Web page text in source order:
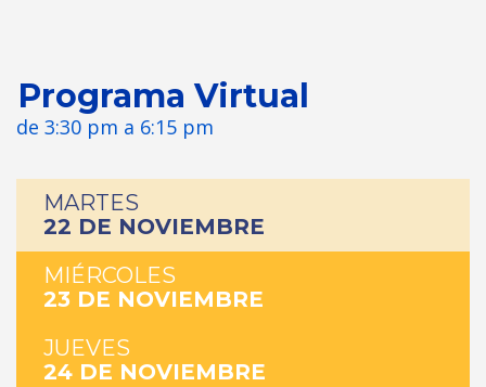
Programa Virtual
de 3:30 pm a 6:15 pm
MARTES
22 DE NOVIEMBRE
MIÉRCOLES
23 DE NOVIEMBRE
JUEVES
24 DE NOVIEMBRE